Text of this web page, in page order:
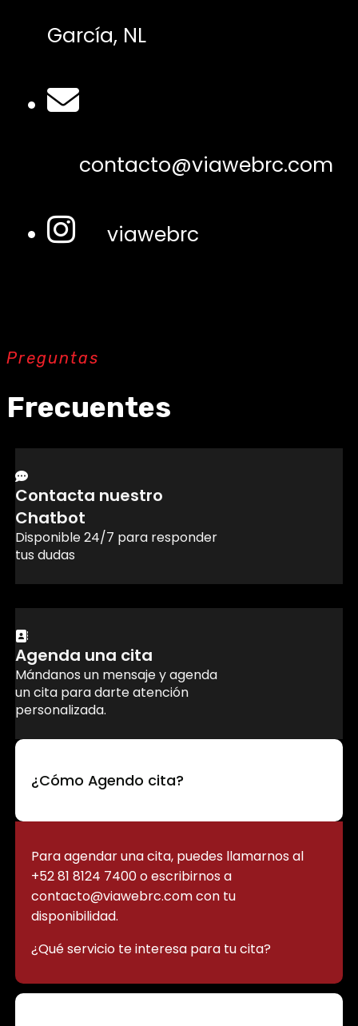
García, NL
contacto@viawebrc.com
viawebrc
Preguntas
Frecuentes
Contacta nuestro
Chatbot
Disponible 24/7 para responder
tus dudas
Agenda una cita
Mándanos un mensaje y agenda
un cita para darte atención
personalizada.
¿Cómo Agendo cita?
Para agendar una cita, puedes llamarnos al
+52 81 8124 7400 o escribirnos a
contacto@viawebrc.com con tu
disponibilidad.
¿Qué servicio te interesa para tu cita?